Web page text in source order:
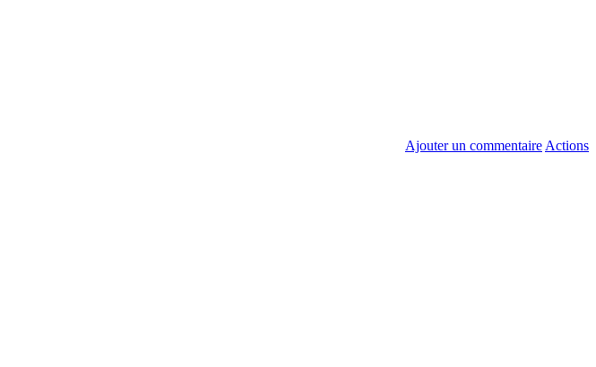
Ajouter un commentaire Actions